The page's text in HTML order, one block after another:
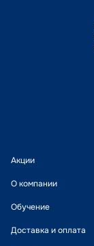
Акции
О компании
Обучение
Доставка и оплата